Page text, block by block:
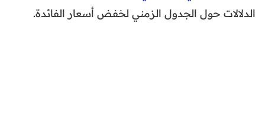
الدلالات حول الجدول الزمني لخفض أسعار الفائدة.